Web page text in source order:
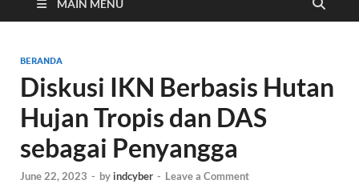
Cyber
MAIN MENU
BERANDA
Diskusi IKN Berbasis Hutan
Hujan Tropis dan DAS
sebagai Penyangga
June 22, 2023 - by indcyber - Leave a Comment